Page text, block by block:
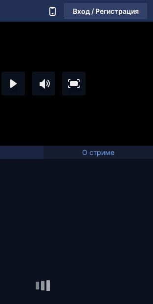
Вход / Регистрация
О стриме